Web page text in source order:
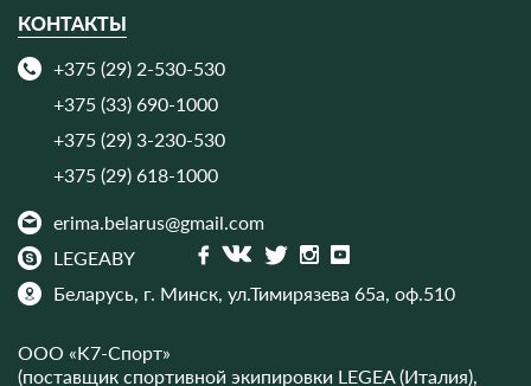
КОНТАКТЫ
+375 (29) 2-530-530
+375 (33) 690-1000
+375 (29) 3-230-530
+375 (29) 618-1000
erima.belarus@gmail.com
LEGEABY
Беларусь, г. Минск, ул.Тимирязева 65а, оф.510
ООО «K7-Спорт»
(поставщик спортивной экипировки LEGEA (Италия),